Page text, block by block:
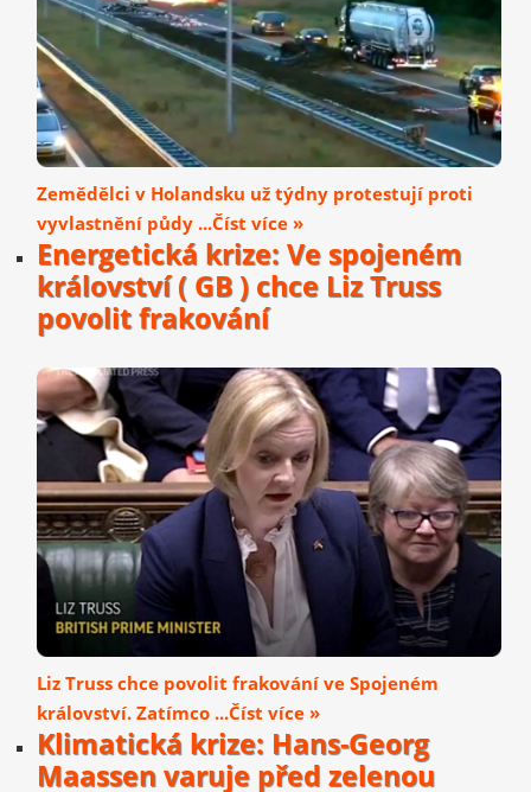
Zemědělci v Holandsku už týdny protestují proti
vyvlastnění půdy ...Číst více »
Energetická krize: Ve spojeném
království ( GB ) chce Liz Truss
povolit frakování
Liz Truss chce povolit frakování ve Spojeném
království. Zatímco ...Číst více »
Klimatická krize: Hans-Georg
Maassen varuje před zelenou